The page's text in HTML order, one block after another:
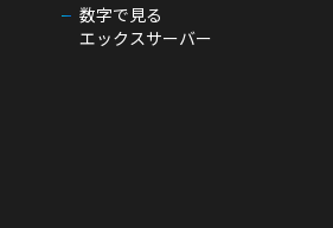
数字で見る
エックスサーバー